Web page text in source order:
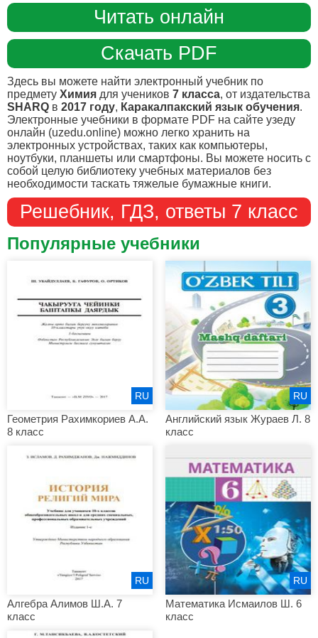
Читать онлайн
Скачать PDF
Здесь вы можете найти электронный учебник по
предмету Химия для учеников 7 класса, от издательства
SHARQ в 2017 году, Каракалпакский язык обучения.
Электронные учебники в формате PDF на сайте узеду
онлайн (uzedu.online) можно легко хранить на
электронных устройствах, таких как компьютеры,
ноутбуки, планшеты или смартфоны. Вы можете носить с
собой целую библиотеку учебных материалов без
необходимости таскать тяжелые бумажные книги.
Решебник, ГДЗ, ответы 7 класс
Популярные учебники
Геометрия Рахимкориев А.А.
8 класс
RU
Английский язык Жураев Л. 8
класс
RU
Алгебра Алимов Ш.А. 7
класс
RU
Математика Исмаилов Ш. 6
класс
RU